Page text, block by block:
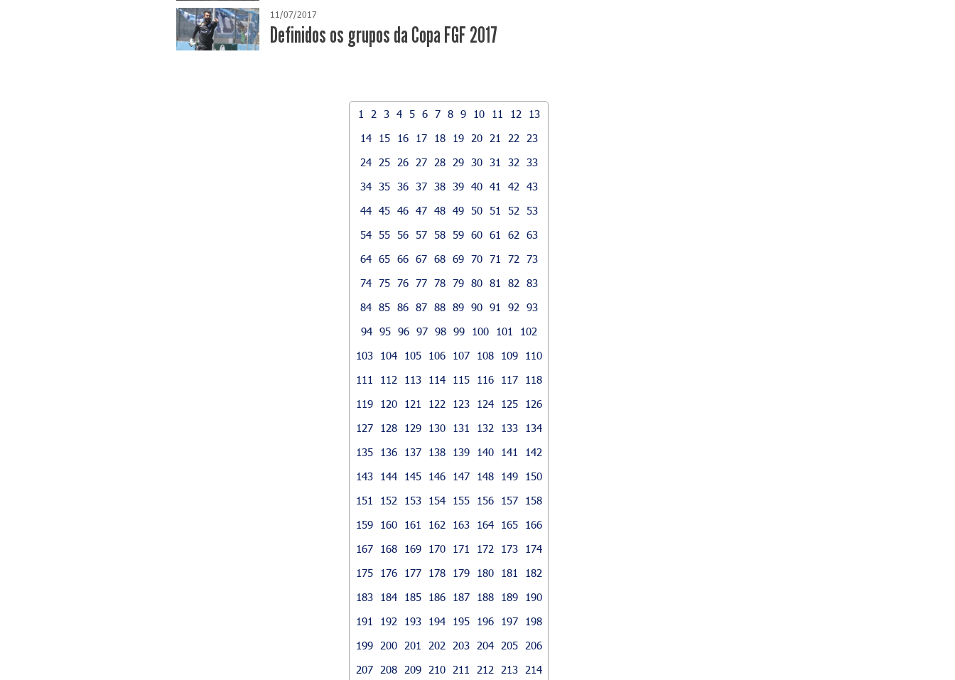
11/07/2017
Definidos os grupos da Copa FGF 2017
1 2 3 4 5 6 7 8 9 10 11 12
13
14
15 16 17 18 19 20 21 22
23
24
25 26 27 28 29 30 31 32
33
34 35 36 37 38 39 40 41 42
43
44 45 46 47 48 49 50 51 52
53
54 55 56 57 58 59 60 61 62
63
64 65 66 67 68 69 70 71 72
73
74 75 76 77 78 79 80 81 82
83
84 85 86 87 88 89 90 91 92
93
94 95 96 97 98 99 100 101
102
103
104 105 106 107 108 109
110
111
112 113 114 115 116 117
118
119
120 121 122 123 124 125
126
127
128 129 130 131 132 133
134
135
136 137 138 139 140 141
142
143
144 145 146 147 148 149
150
151
152 153 154 155 156 157
158
159
160 161 162 163 164 165
166
167
168 169 170 171 172 173
174
175
176 177 178 179 180 181
182
183
184 185 186 187 188 189
190
191
192 193 194 195 196 197
198
199
200 201 202 203 204 205
206
207
208 209 210 211 212 213 214